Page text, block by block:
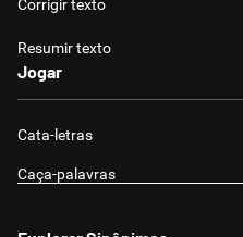
Corrigir texto
Resumir texto
Jogar
Cata-letras
Caça-palavras